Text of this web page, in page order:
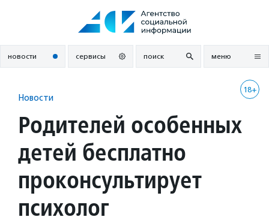
новости сервисы поиск меню
18+
Новости
Родителей особенных
детей бесплатно
проконсультирует
психолог